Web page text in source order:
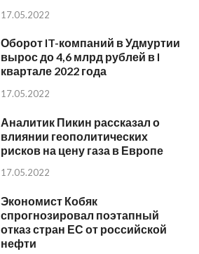
17.05.2022
Оборот IT-компаний в Удмуртии
вырос до 4,6 млрд рублей в I
квартале 2022 года
17.05.2022
Аналитик Пикин рассказал о
влиянии геополитических
рисков на цену газа в Европе
17.05.2022
Экономист Кобяк
спрогнозировал поэтапный
отказ стран ЕС от российской
нефти